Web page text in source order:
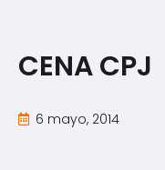
CENA CPJ
6 mayo, 2014